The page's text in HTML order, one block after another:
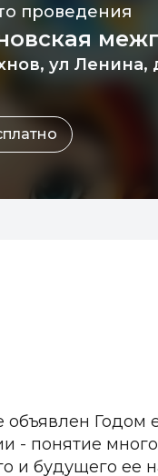
проведения
ул Ленина,
Годом
- понятие
и будущего ее